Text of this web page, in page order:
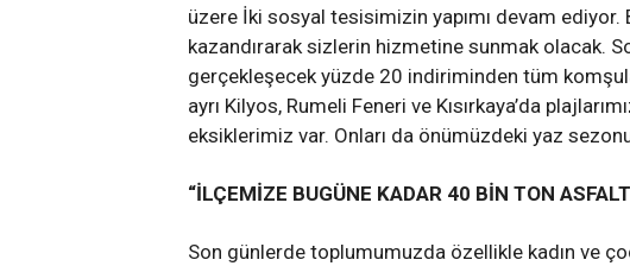
üzere İki sosyal tesisimizin yapımı devam
kazandırarak sizlerin hizmetine sunmak olacak.
gerçekleşecek yüzde 20 indiriminden tüm
ayrı Kilyos, Rumeli Feneri ve Kısırkaya’da
eksiklerimiz var. Onları da önümüzdeki yaz
“İLÇEMİZE BUGÜNE KADAR 40 BİN TON
Son günlerde toplumumuzda özellikle kadın ve